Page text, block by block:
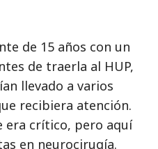
de 15 años con un
de traerla al HUP,
llevado a varios
recibiera atención.
era crítico, pero aquí
en neurocirugía.